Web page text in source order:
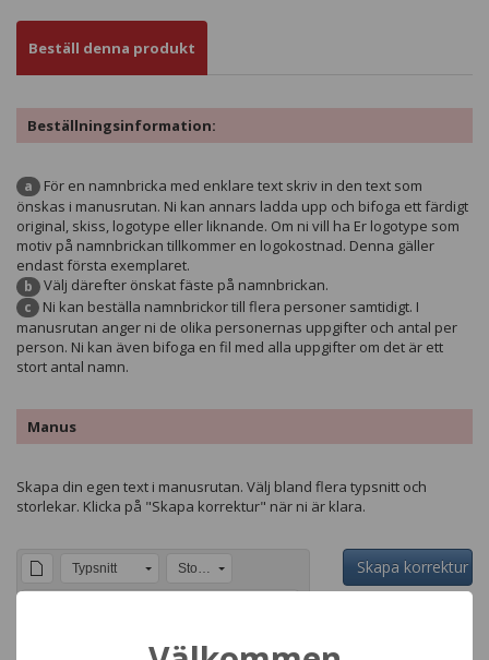
Beställ denna produkt
Beställningsinformation:
a
För en namnbricka med enklare text skriv in den text som
önskas i manusrutan. Ni kan annars ladda upp och bifoga ett färdigt
original, skiss, logotype eller liknande. Om ni vill ha Er logotype som
motiv på namnbrickan tillkommer en logokostnad. Denna gäller
endast första exemplaret.
b Välj därefter önskat fäste på namnbrickan.
c
Ni kan beställa namnbrickor till flera personer samtidigt. I
manusrutan anger ni de olika personernas uppgifter och antal per
person. Ni kan även bifoga en fil med alla uppgifter om det är ett
stort antal namn.
Manus
Skapa din egen text i manusrutan. Välj bland flera typsnitt och
storlekar. Klicka på "Skapa korrektur" när ni är klara.
Typsnitt Storlek Skapa korrektur